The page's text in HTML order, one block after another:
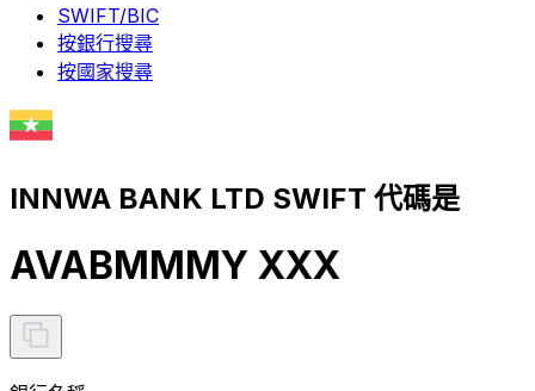
SWIFT/BIC
按銀行搜尋
按國家搜尋
INNWA BANK LTD SWIFT 代碼是
AVABMMMY XXX